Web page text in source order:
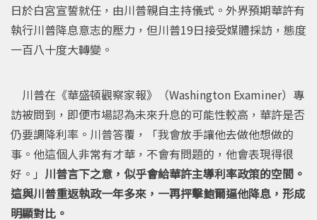
日於白宮宣誓就任，由川普親自主持儀式。外界預期華許有
執行川普降息意志的壓力，但川普19日接受媒體採訪，態度
一百八十度大轉變。
川普在《華盛頓觀察家報》（Washington Examiner）專
訪被問到，即便市場認為未來升息的可能性較高，華許是否
仍要調降利率。川普答覆，「我會放手讓他去做他想做的
事。他這個人非常有才華，不會有問題的，他會表現得很
好。」 川普言下之意，似乎會給華許主導利率政策的空間。
這與川普重返執政一年多來，一再抨擊鮑爾逼他降息，形成
明顯對比。